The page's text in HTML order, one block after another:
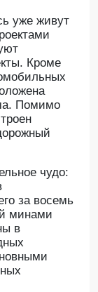
уже живут
Кроме
Помимо
чудо:
за восемь
минами
в